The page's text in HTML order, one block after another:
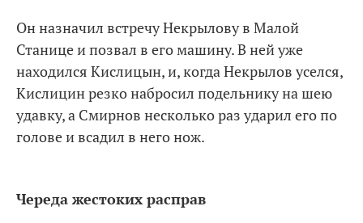
Он назначил встречу Некрылову в Малой
Станице и позвал в его машину. В ней уже
находился Кислицын, и, когда Некрылов уселся,
Кислицин резко набросил подельнику на шею
удавку, а Смирнов несколько раз ударил его по
голове и всадил в него нож.
Череда жестоких расправ